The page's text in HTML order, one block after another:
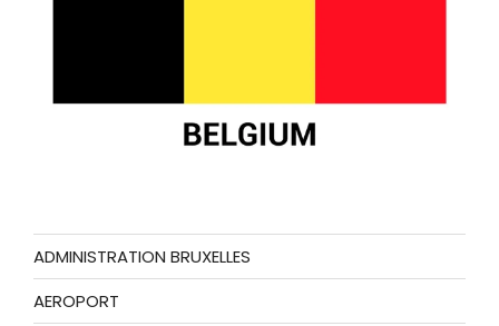
ADMINISTRATION BRUXELLES
AEROPORT